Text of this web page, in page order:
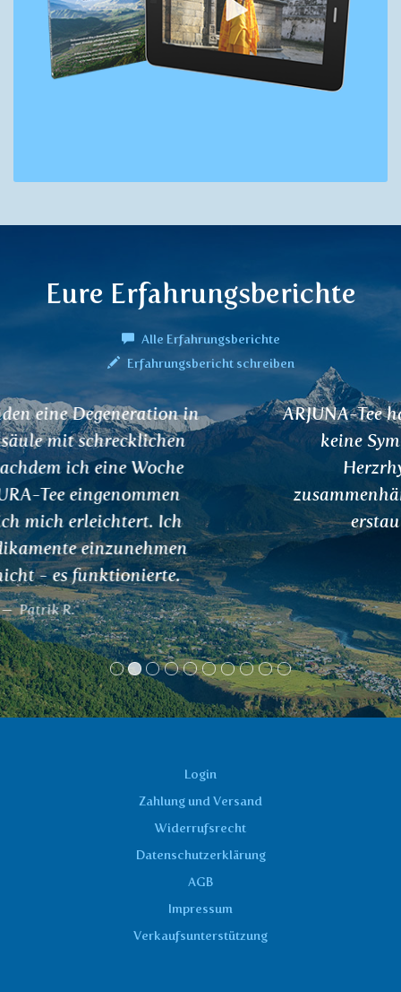
Eure Erfahrungsberichte
Alle Erfahrungsberichte
Erfahrungsbericht schreiben
ARJUNA-Tee hat mich gerettet. Ich habe
keine Symptome mehr, die mit
Herzrhythmusstörungen
zusammenhängen. Es ist wirklich ein
erstaunliches Produkt.
Greta
Login
Zahlung und Versand
Widerrufsrecht
Datenschutzerklärung
AGB
Impressum
Verkaufsunterstützung